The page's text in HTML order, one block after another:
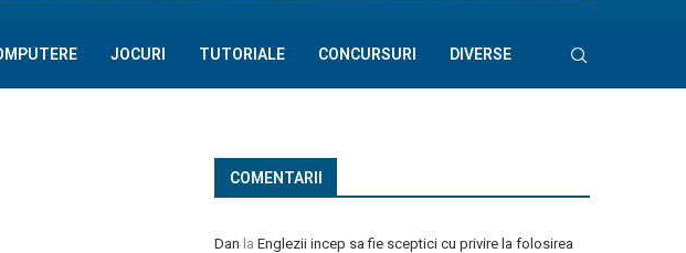
JOCURI TUTORIALE CONCURSURI DIVERSE
COMENTARII
Dan la Englezii incep sa fie sceptici cu privire la folosirea